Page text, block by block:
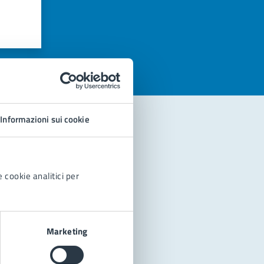
Informazioni sui cookie
cookie analitici per
Marketing